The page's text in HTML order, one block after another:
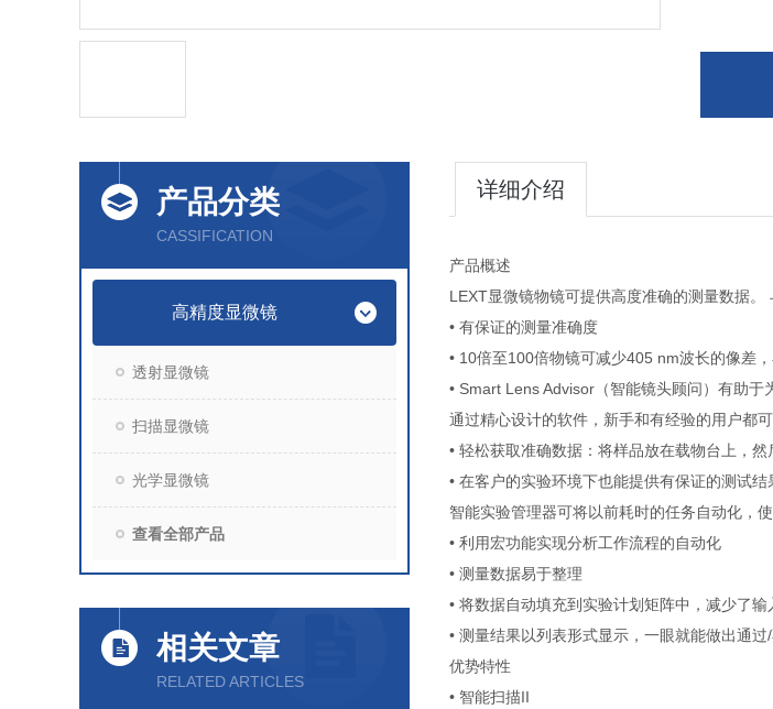
产品分类
CASSIFICATION
高精度显微镜
透射显微镜
扫描显微镜
光学显微镜
查看全部产品
相关文章
RELATED ARTICLES
详细介绍
产品概述
LEXT显微镜物镜可提供高度准确的测量数据
• 有保证的测量准确度
• 10倍至100倍物镜可减少405 nm波长的像差
• Smart Lens Advisor（智能镜头顾问）有助于
通过精心设计的软件，新手和有经验的用户都可
• 轻松获取准确数据：将样品放在载物台上，然
• 在客户的实验环境下也能提供有保证的测试结
智能实验管理器可将以前耗时的任务自动化，
• 利用宏功能实现分析工作流程的自动化
• 测量数据易于整理
• 将数据自动填充到实验计划矩阵中，减少了输
• 测量结果以列表形式显示，一眼就能做出通过/
优势特性
• 智能扫描II